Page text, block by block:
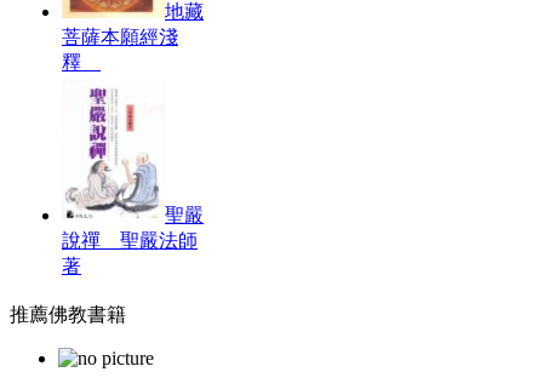
地藏
菩薩本願經淺
釋
聖嚴
說禪 聖嚴法師
著
推薦佛教書籍